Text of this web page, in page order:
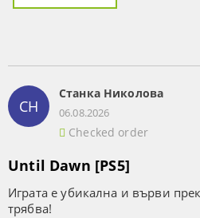
СН
Станка Николова
06.08.2026
Checked order
Until Dawn [PS5]
Играта е убикална и върви
трябва!